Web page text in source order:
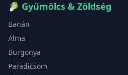
🥬 Gyümölcs & Zöldség
Banán
Alma
Burgonya
Paradicsom